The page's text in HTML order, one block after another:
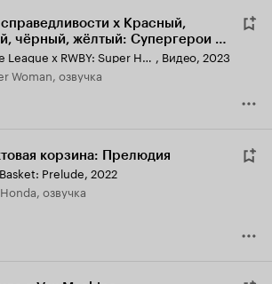
x Красный,
чёрный, жёлтый: Супергерои и
Часть вторая
Justice League x RWBY: Super Heroes and Huntsmen Part Two , Видео, 2023
Woman, озвучка
корзина: Прелюдия
Prelude, 2022
Honda, озвучка